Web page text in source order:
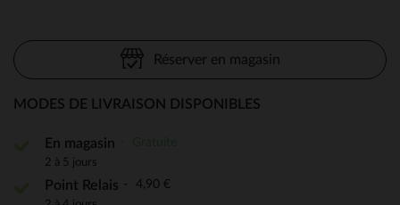
Réserver en magasin
MODES DE LIVRAISON DISPONIBLES
En magasin
2 à 5 jours
Point Relais 4,90 €